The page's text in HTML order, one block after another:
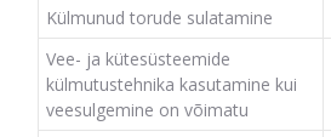
Külmunud torude sulatamine
Vee- ja kütesüsteemide
külmutustehnika kasutamine kui
veesulgemine on võimatu